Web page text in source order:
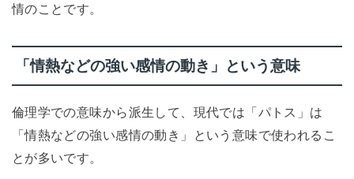
情のことです。
「情熱などの強い感情の動き」という意味
倫理学での意味から派生して、現代では「パトス」は
「情熱などの強い感情の動き」という意味で使われるこ
とが多いです。